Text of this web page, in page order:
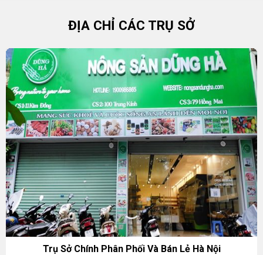
ĐỊA CHỈ CÁC TRỤ SỞ
Trụ Sở Chính Phân Phối Và Bán Lẻ Hà Nội